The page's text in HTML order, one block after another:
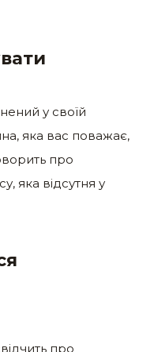
у своїй
яка вас поважає,
про
яка відсутня у
про